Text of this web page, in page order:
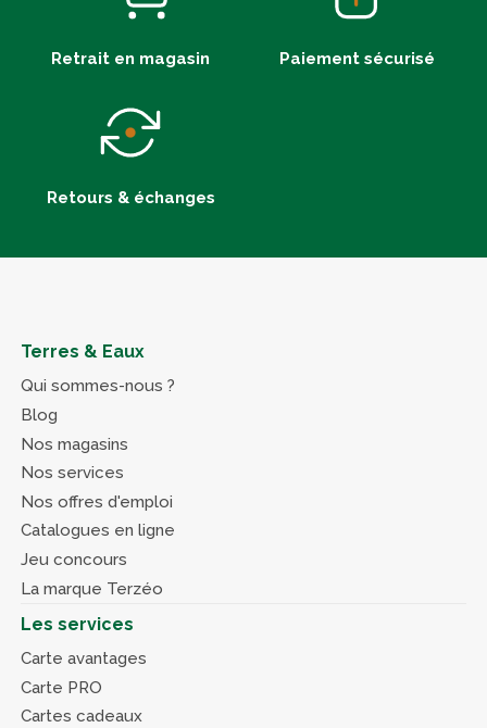
Retrait en magasin Paiement sécurisé
Retours & échanges
Terres & Eaux
Qui sommes-nous ?
Blog
Nos magasins
Nos services
Nos offres d'emploi
Catalogues en ligne
Jeu concours
La marque Terzéo
Les services
Carte avantages
Carte PRO
Cartes cadeaux